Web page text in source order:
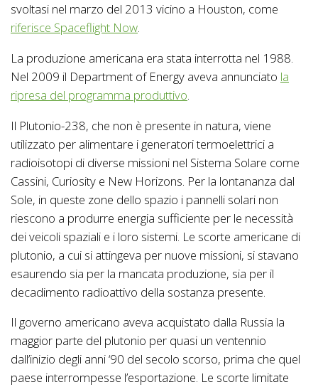
svoltasi nel marzo del 2013 vicino a Houston, come
riferisce Spaceflight Now.
La produzione americana era stata interrotta nel 1988.
Nel 2009 il Department of Energy aveva annunciato la
ripresa del programma produttivo.
Il Plutonio-238, che non è presente in natura, viene
utilizzato per alimentare i generatori termoelettrici a
radioisotopi di diverse missioni nel Sistema Solare come
Cassini, Curiosity e New Horizons. Per la lontananza dal
Sole, in queste zone dello spazio i pannelli solari non
riescono a produrre energia sufficiente per le necessità
dei veicoli spaziali e i loro sistemi. Le scorte americane di
plutonio, a cui si attingeva per nuove missioni, si stavano
esaurendo sia per la mancata produzione, sia per il
decadimento radioattivo della sostanza presente.
Il governo americano aveva acquistato dalla Russia la
maggior parte del plutonio per quasi un ventennio
dall’inizio degli anni ‘90 del secolo scorso, prima che quel
paese interrompesse l’esportazione. Le scorte limitate